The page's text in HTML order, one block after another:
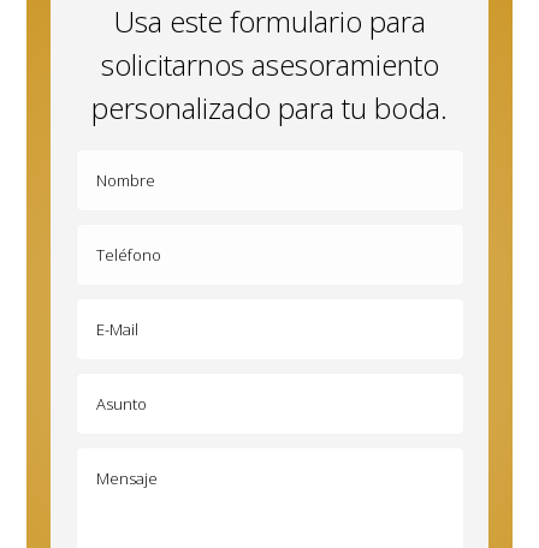
Usa este formulario para
solicitarnos asesoramiento
personalizado para tu boda.